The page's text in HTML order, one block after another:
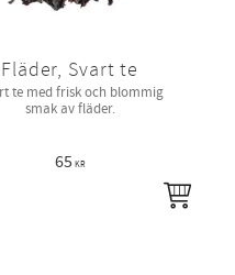
Fläder, Svart te
te med frisk och blommig
smak av fläder.
65 KR
i favoriter